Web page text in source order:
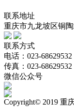
联系地址
重庆市九龙坡区铜
联系方式
电话：023-68629532
传真：023-68629532
微信公众号
Copyright© 2019 重